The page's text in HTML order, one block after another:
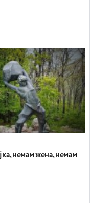
немам жена, немам